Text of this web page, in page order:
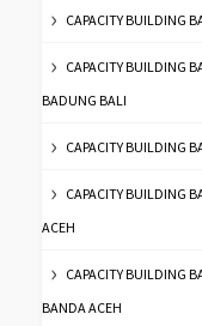
CAPACITY BUILDING
CAPACITY BUILDING
BADUNG BALI
CAPACITY BUILDING
CAPACITY BUILDING
ACEH
CAPACITY BUILDING
BANDA ACEH